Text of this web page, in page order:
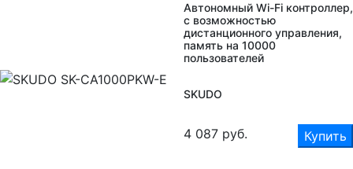
Автономный Wi-Fi контроллер,
с возможностью
дистанционного управления,
память на 10000
пользователей
SKUDO
4 087руб. Купить